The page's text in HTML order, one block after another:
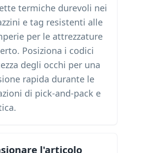
termiche durevoli nei
e tag resistenti alle
per le attrezzature
Posiziona i codici
degli occhi per una
rapida durante le
di pick-and-pack e
l'articolo